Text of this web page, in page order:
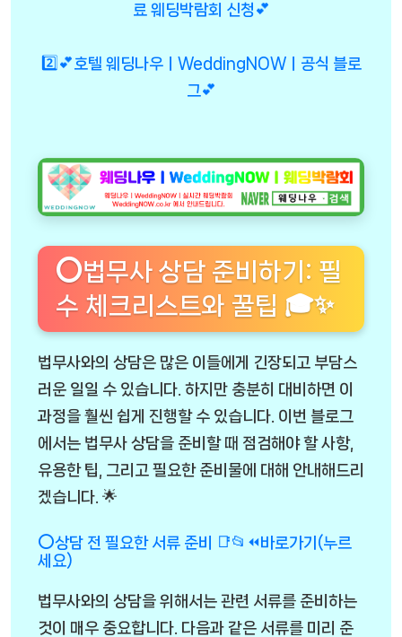
료 웨딩박람회 신청💕
2️⃣💕호텔 웨딩나우ㅣWeddingNOWㅣ공식 블로
그💕
⭕법무사 상담 준비하기: 필
수 체크리스트와 꿀팁 🎓✨
법무사와의 상담은 많은 이들에게 긴장되고 부담스
러운 일일 수 있습니다. 하지만 충분히 대비하면 이
과정을 훨씬 쉽게 진행할 수 있습니다. 이번 블로그
에서는 법무사 상담을 준비할 때 점검해야 할 사항,
유용한 팁, 그리고 필요한 준비물에 대해 안내해드리
겠습니다. 🌟
⭕상담 전 필요한 서류 준비 📑📂⏪바로가기(누르
세요)
법무사와의 상담을 위해서는 관련 서류를 준비하는
것이 매우 중요합니다. 다음과 같은 서류를 미리 준